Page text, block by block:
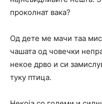
проколнат вака?
Од дете ме мачи таа
чашата од човечки
некое дрво и си
туку птица.